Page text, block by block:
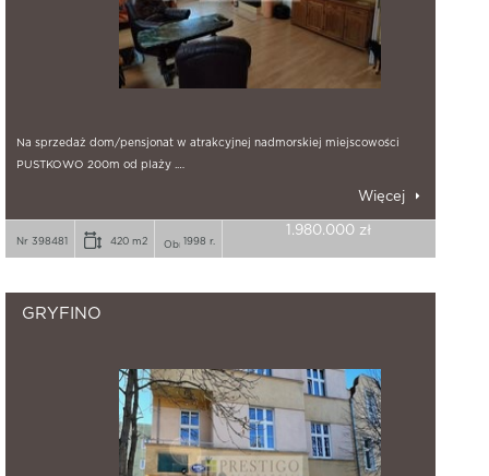
Na sprzedaż dom/pensjonat w atrakcyjnej nadmorskiej miejscowości
PUSTKOWO 200m od plaży .…
Więcej
Nr 398481 420 m2 1998 r.
1.980.000 zł
GRYFINO